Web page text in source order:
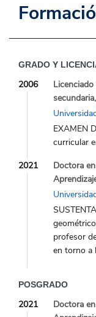
GRADO Y
2006
EXAMEN
curricular
2021
Doctora
profesor
en torno a
POSGRADO
2021
Doctora